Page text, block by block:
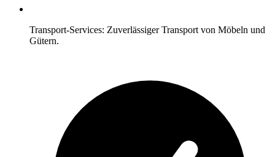
Transport-Services: Zuverlässiger Transport von Möbeln und
Gütern.